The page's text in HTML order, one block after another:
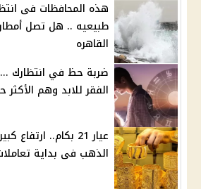
هذه المحافظات فى
طبيعيه .. هل تصل
القاهره
الفقر للابد وهم الأكثر
عيار 21 بكام..
الذهب فى بداية تعاملات